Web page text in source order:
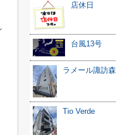
店休日
台風13号
ラメール諏訪森
Tio Verde